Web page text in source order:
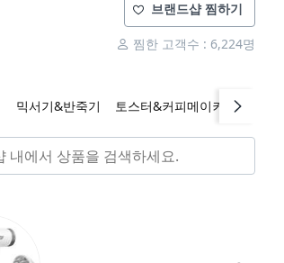
브랜드샵 찜하기
찜한 고객수 : 6,224명
믹서기&반죽기 토스터&커피메이커 에어프